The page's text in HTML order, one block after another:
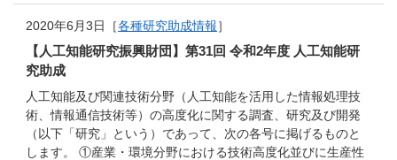
2020年6月3日［各種研究助成情報］
【人工知能研究振興財団】第31回 令和2年度 人工知能研
究助成
人工知能及び関連技術分野（人工知能を活用した情報処理技
術、情報通信技術等）の高度化に関する調査、研究及び開発
（以下「研究」という）であって、次の各号に掲げるものと
します。 ①産業・環境分野における技術高度化並びに生産性